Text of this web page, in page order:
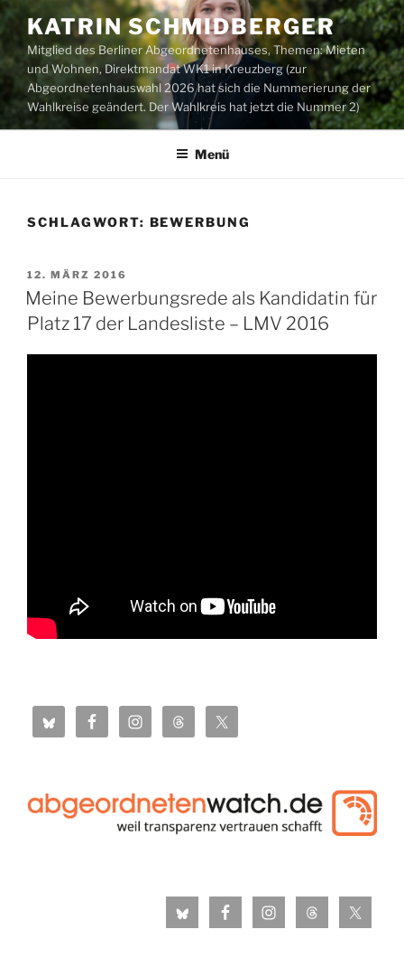
Zum
Inhalt
springen
KATRIN SCHMIDBERGER
Mitglied des Berliner Abgeordnetenhauses, Themen: Mieten
und Wohnen, Direktmandat WK1 in Kreuzberg (zur
Abgeordnetenhauswahl 2026 hat sich die Nummerierung der
Wahlkreise geändert. Der Wahlkreis hat jetzt die Nummer 2)
Menü
SCHLAGWORT: BEWERBUNG
VERÖFFENTLICHT
AM
12. MÄRZ 2016
Meine Bewerbungsrede als Kandidatin für
Platz 17 der Landesliste – LMV 2016